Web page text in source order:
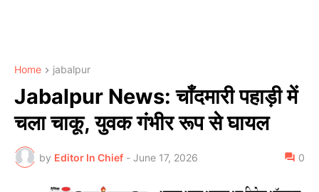
Home jabalpur
Jabalpur News: चाँदमारी पहाड़ी में
चला चाकू, युवक गंभीर रूप से घायल
by Editor In Chief - June 17, 2026 0